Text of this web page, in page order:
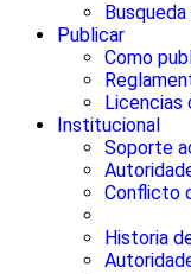
Publicar
Como
Licencias
Institucional
Soporte
Conflicto
Historia